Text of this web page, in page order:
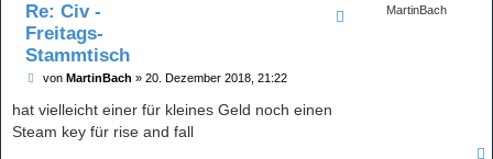
MartinBach
Re: Civ -
Freitags-
Stammtisch
B
i
t
r
von MartinBach » 20. Dezember 2018, 21:22
hat vielleicht einer für kleines Geld noch einen
Steam key für rise and fall